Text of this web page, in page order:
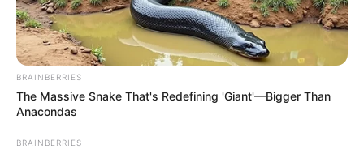
BRAINBERRIES
The Massive Snake That's Redefining 'Giant'—Bigger Than
Anacondas
BRAINBERRIES